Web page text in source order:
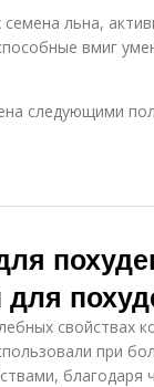
льна,
вмиг
следующими
свойствах
при
благодаря